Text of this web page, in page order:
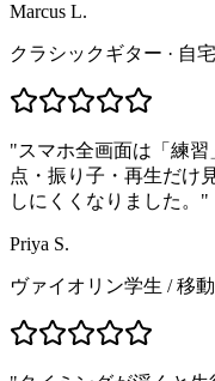
Marcus L.
クラシックギター · 自
"スマホ全画面は「練習
点・振り子・再生だけ
しにくくなりました。 "
Priya S.
ヴァイオリン学生 /移